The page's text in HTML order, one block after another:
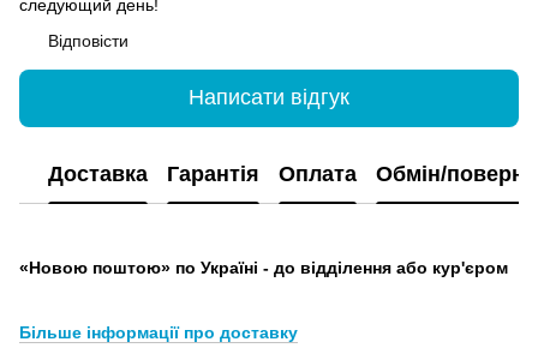
следующий день!
Відповісти
Написати відгук
Доставка Гарантія Оплата Обмін/
«Новою поштою» по Україні - до відділення або кур'єром
Більше інформації про доставку